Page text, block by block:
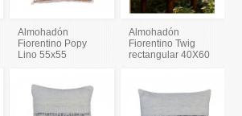
Almohadón
Fiorentino Popy
Lino 55x55
Almohadón
Fiorentino Twig
rectangular 40X60